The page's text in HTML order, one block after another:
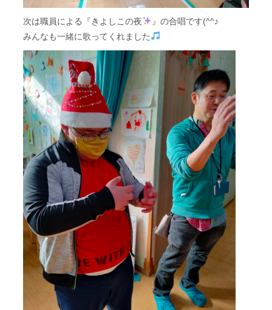
次は職員による『きよしこの夜
』の合唱です(^^♪
みんなも一緒に歌ってくれました